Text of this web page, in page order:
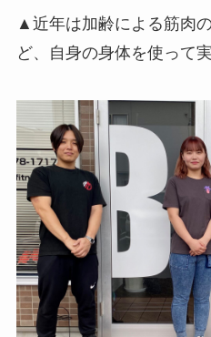
▲近年は加齢による筋肉
ど、自身の身体を使って